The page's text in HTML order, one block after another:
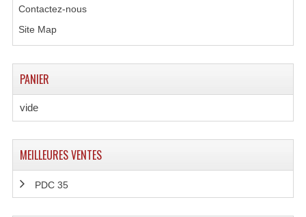
Peripheriques Traitements Et Accessoires
Pupitre Pour Discours
Samplers, Échantillonneurs
Système Sans Fil In-Ear Monitoring
Table Mixages Et Contrôleurs & Consoles
Contactez-nous
Site Map
PANIER
vide
MEILLEURES VENTES
PDC 35